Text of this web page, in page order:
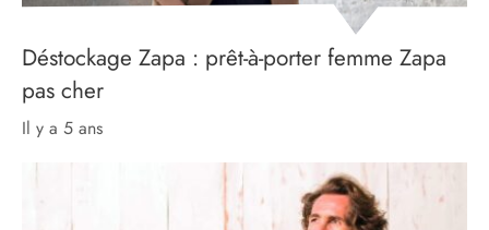
Déstockage Zapa : prêt-à-porter femme Zapa
pas cher
il y a 5 ans